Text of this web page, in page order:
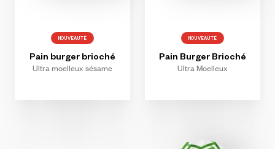
NOUVEAUTÉ
Pain burger brioché
Ultra moelleux sésame
NOUVEAUTÉ
Pain Burger Brioché
Ultra Moelleux